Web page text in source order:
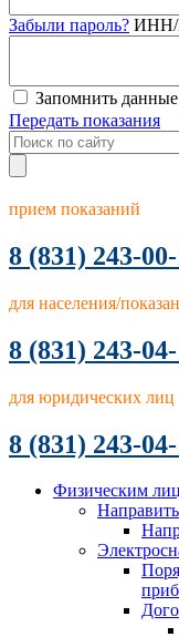
Забыли пароль? ИНН/
Запомнить данные
Передать показания
прием показаний
8 (831) 243-
для населения/
8 (831) 243-
для юридических лиц
8 (831) 243-
Физическим